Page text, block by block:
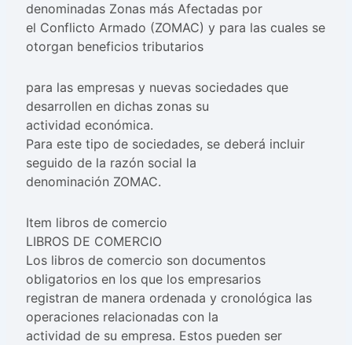
denominadas Zonas más Afectadas por
el Conflicto Armado (ZOMAC) y para las cuales se
otorgan beneficios tributarios
para las empresas y nuevas sociedades que
desarrollen en dichas zonas su
actividad económica.
Para este tipo de sociedades, se deberá incluir
seguido de la razón social la
denominación ZOMAC.
Item libros de comercio
LIBROS DE COMERCIO
Los libros de comercio son documentos
obligatorios en los que los empresarios
registran de manera ordenada y cronológica las
operaciones relacionadas con la
actividad de su empresa. Estos pueden ser